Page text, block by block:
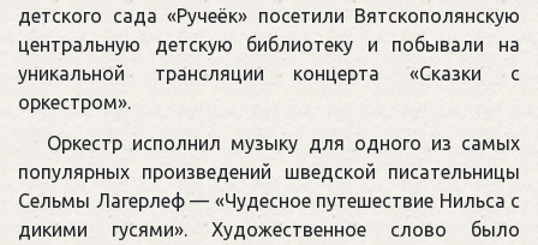
детского сада «Ручеёк» посетили Вятскополянскую
центральную детскую библиотеку и побывали на
уникальной трансляции концерта «Сказки с
оркестром».
Оркестр исполнил музыку для одного из самых
популярных произведений шведской писательницы
Сельмы Лагерлеф — «Чудесное путешествие Нильса с
дикими гусями». Художественное слово было